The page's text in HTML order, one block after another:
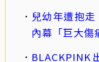
兒幼年遭抱
內幕「巨大傷